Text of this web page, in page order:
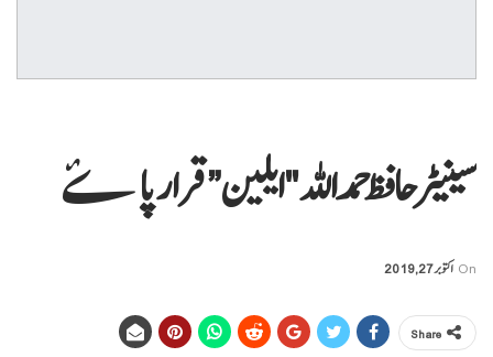
سینیٹر حافظ حمداللہ "ایلین” قرار پاۓ
On اکتوبر 27, 2019
Share